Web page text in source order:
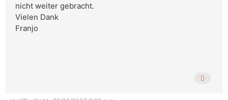
nicht weiter gebracht.
Vielen Dank
Franjo